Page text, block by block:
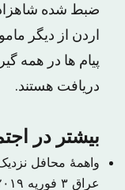
ضبط شده
اردن از دیگر
پیام ها در همه
دریافت هستند.
بیشتر در
عراق ۳ فوریه ۲۰۱۹